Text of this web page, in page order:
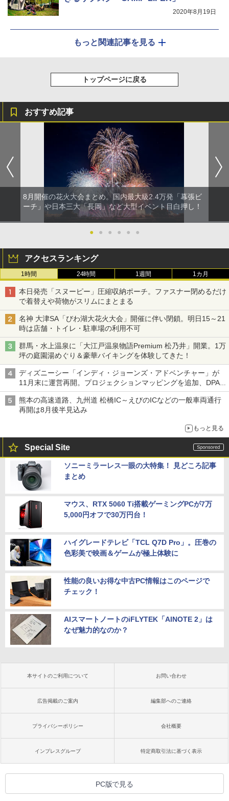
2020年8月19日
もっと関連記事を見る
トップページに戻る
おすすめ記事
8月開催の花火大会まとめ。国内最大級2.4万発「幕張ビ
ーチ」や日本三大「長岡」など大型イベント目白押し！
● ● ● ● ● ●
アクセスランキング
1時間 24時間 1週間 1カ月
本日発売「スヌーピー」圧縮収納ポーチ。ファスナー閉めるだけ
で着替えや荷物がスリムにまとまる
名神 大津SA「びわ湖大花火大会」開催に伴い閉鎖。明日15～21
時は店舗・トイレ・駐車場の利用不可
群馬・水上温泉に「大江戸温泉物語Premium 松乃井」開業。1万
坪の庭園湯めぐり＆豪華バイキングを体験してきた！
ディズニーシー「インディ・ジョーンズ・アドベンチャー」が
11月末に運営再開。プロジェクションマッピングを追加、DPA
は1500円
熊本の高速道路、九州道 松橋IC～えびのICなどの一般車両通行
再開は8月後半見込み
もっと見る
Special Site
ソニーミラーレス一眼の大特集！ 見どころ記事
まとめ
マウス、RTX 5060 Ti搭載ゲーミングPCが7万
5,000円オフで30万円台！
ハイグレードテレビ「TCL Q7D Pro」。圧巻の
色彩美で映画＆ゲームが極上体験に
性能の良いお得な中古PC情報はこのページで
チェック！
AIスマートノートのiFLYTEK「AINOTE 2」は
なぜ魅力的なのか？
本サイトのご利用について お問い合わせ
広告掲載のご案内 編集部へのご連絡
プライバシーポリシー 会社概要
インプレスグループ 特定商取引法に基づく表示
PC版で見る